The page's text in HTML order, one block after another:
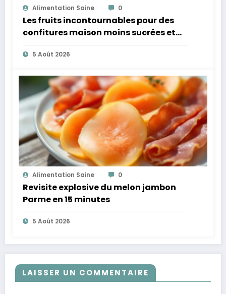
Alimentation Saine 0
Les fruits incontournables pour des
confitures maison moins sucrées et
plus légères
5 Août 2026
Alimentation Saine 0
Revisite explosive du melon jambon
Parme en 15 minutes
5 Août 2026
LAISSER UN COMMENTAIRE